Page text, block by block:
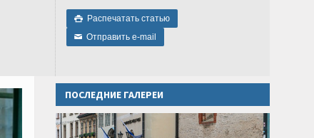
 Распечатать статью
✉ Отправить e-mail
ПОСЛЕДНИЕ ГАЛЕРЕИ